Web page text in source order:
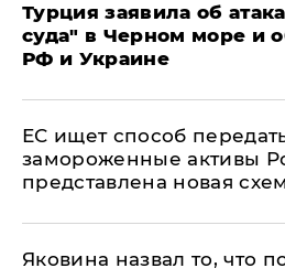
Турция заявила об
суда" в Черном море и
РФ и Украине
ЕС ищет способ
замороженные активы
представлена новая
Яковина назвал то, что